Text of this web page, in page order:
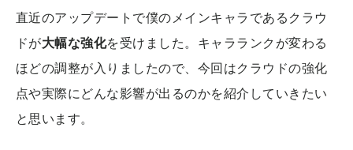
直近のアップデートで僕のメインキャラであるクラウ
ドが大幅な強化を受けました。キャラランクが変わる
ほどの調整が入りましたので、今回はクラウドの強化
点や実際にどんな影響が出るのかを紹介していきたい
と思います。